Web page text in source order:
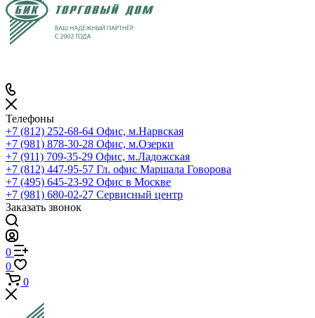
Телефоны
+7 (812) 252-68-64 Офис, м.Нарвская
+7 (981) 878-30-28 Офис, м.Озерки
+7 (911) 709-35-29 Офис, м.Ладожская
+7 (812) 447-95-57 Гл. офис Маршала Говорова
+7 (495) 645-23-92 Офис в Москве
+7 (981) 680-02-27 Сервисный центр
Заказать звонок
0
0
0